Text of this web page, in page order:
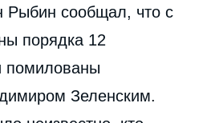
Рыбин сообщал, что с
порядка 12
помилованы
Зеленским.